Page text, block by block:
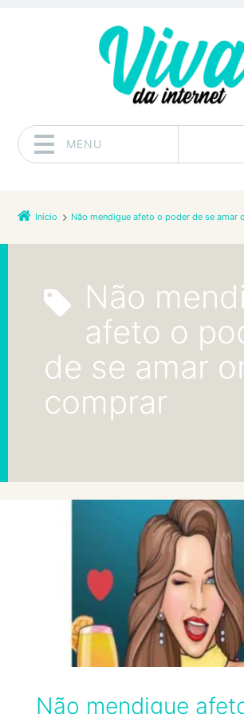
MENU
Início Não mendigue afeto o poder de se amar
Não mendigue
afeto o
de se amar
comprar
Não mendigue